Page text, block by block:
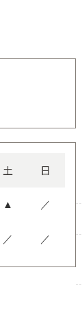
土 日
▲ ／
／ ／